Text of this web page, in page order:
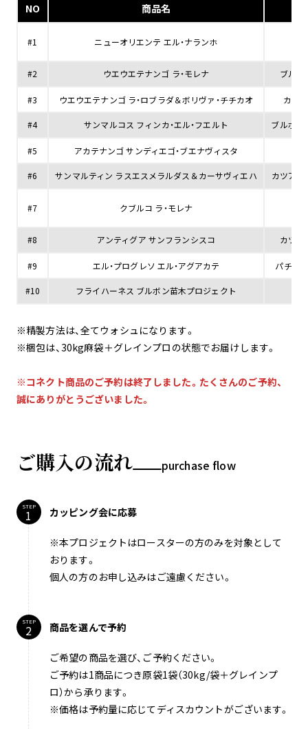
NO 商品名
#1 ニューオリエンテ エル・ナランホ
#2 ウエウエテナンゴ ラ・モレナ ブルボ
#3 ウエウエテナンゴ ラ・ロブラダ＆ボリヴァ・チチカオ カツ
#4 サンマルコス フィンカ・エル・フエルト ブルボン
#5 アカテナンゴ サンディエゴ・ブエナヴィスタ
#6 サンマルティン ラスエスメラルダス＆カーサヴィエハ カツアイ
#7 クブルコ ラ・モレナ
#8 アンティグア サンフランシスコ カツー
#9 エル・プログレソ エル・アグアカテ パチェ
#10 フライハーネス ブルボン苗木プロジェクト
※精製方法は、全てウォシュになります。
※梱包は、30kg麻袋＋グレインプロの状態でお届けします。
※コネクト商品のご予約は終了しました。たくさんのご予約、
誠にありがとうございました。
ご購入の流れ purchase flow
STEP カッピング会に応募
※本プロジェクトはロースターの方のみを対象として
おります。
個人の方のお申し込みはご遠慮ください。
STEP 商品を選んで予約
ご希望の商品を選び、ご予約ください。
ご予約は1商品につき原袋1袋（30kg/袋＋グレインプ
ロ）から承ります。
※価格は予約量に応じてディスカウントがございます。